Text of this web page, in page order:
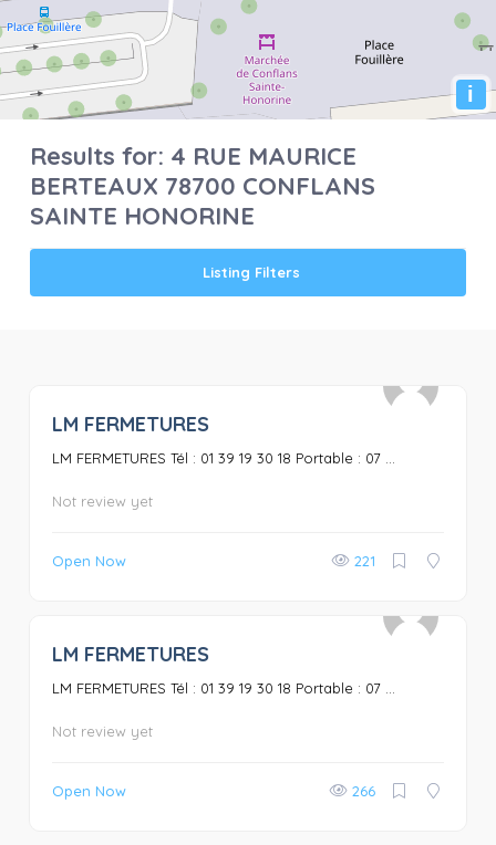
i
Results for: 4 RUE MAURICE
BERTEAUX 78700 CONFLANS
SAINTE HONORINE
Listing Filters
LM FERMETURES
LM FERMETURES Tél : 01 39 19 30 18 Portable : 07 ...
Not review yet
Open Now 221
LM FERMETURES
LM FERMETURES Tél : 01 39 19 30 18 Portable : 07 ...
Not review yet
Open Now 266